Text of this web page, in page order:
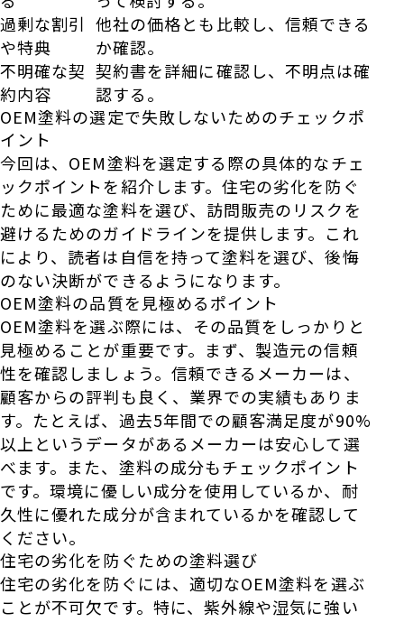
過剰な割引
や特典
他社の価格とも比較し、信頼できる
か確認。
不明確な契
約内容
契約書を詳細に確認し、不明点は確
認する。
OEM塗料の選定で失敗しないためのチェックポ
イント
今回は、OEM塗料を選定する際の具体的なチェ
ックポイントを紹介します。住宅の劣化を防ぐ
ために最適な塗料を選び、訪問販売のリスクを
避けるためのガイドラインを提供します。これ
により、読者は自信を持って塗料を選び、後悔
のない決断ができるようになります。
OEM塗料の品質を見極めるポイント
OEM塗料を選ぶ際には、その品質をしっかりと
見極めることが重要です。まず、製造元の信頼
性を確認しましょう。信頼できるメーカーは、
顧客からの評判も良く、業界での実績もありま
す。たとえば、過去5年間での顧客満足度が90%
以上というデータがあるメーカーは安心して選
べます。また、塗料の成分もチェックポイント
です。環境に優しい成分を使用しているか、耐
久性に優れた成分が含まれているかを確認して
ください。
住宅の劣化を防ぐための塗料選び
住宅の劣化を防ぐには、適切なOEM塗料を選ぶ
ことが不可欠です。特に、紫外線や湿気に強い